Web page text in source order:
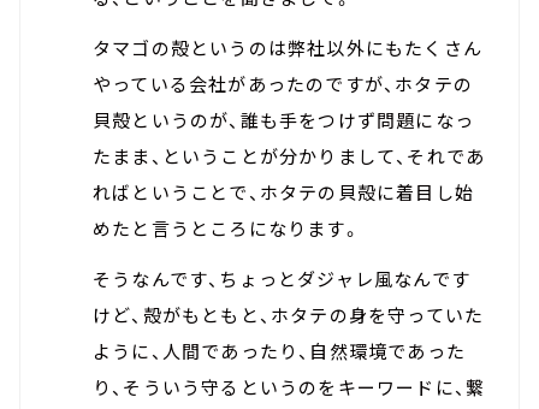
タマゴの殻というのは弊社以外にもたくさん
やっている会社があったのですが、ホタテの
貝殻というのが、誰も手をつけず問題になっ
たまま、ということが分かりまして、それであ
ればということで、ホタテの貝殻に着目し始
めたと言うところになります。
そうなんです、ちょっとダジャレ風なんです
けど、殻がもともと、ホタテの身を守っていた
ように、人間であったり、自然環境であった
り、そういう守るというのをキーワードに、繋